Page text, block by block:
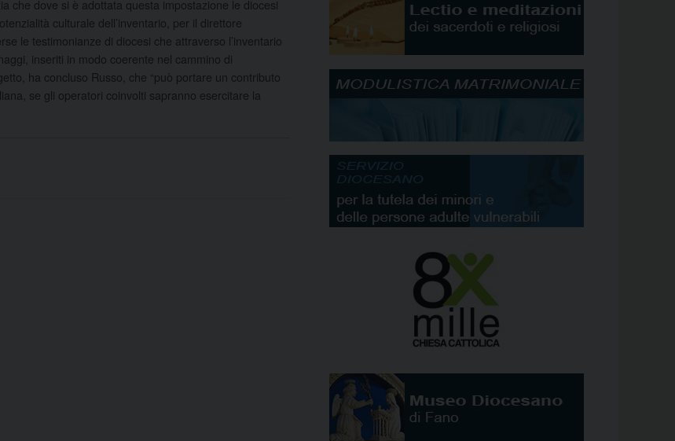
che dove si è adottata questa impostazione le diocesi
culturale dell’inventario, per il direttore
le testimonianze di diocesi che attraverso l’inventario
inseriti in modo coerente nel cammino di
ha concluso Russo, che “può portare un contributo
se gli operatori coinvolti sapranno esercitare la